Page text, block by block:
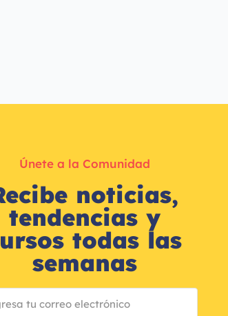
Únete a la Comunidad
noticias,
tendencias y
todas las
semanas